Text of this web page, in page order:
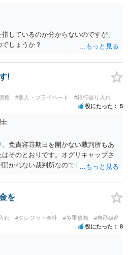
しているのか分からないのですが、
しょうか？
!
務 #個人・プライベート #銀行借り入れ
役にたった 5
士
免責審尋期日を開かない裁判所もあ
そのとおりです。オグリキャップさ
かれない裁判所なのでしょう。東京
を
れ #クレジット会社 #多重債務 #自己破産
役にたった 8